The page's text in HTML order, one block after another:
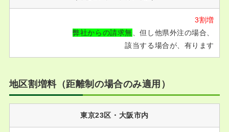
3割増
弊社からの請求無 、但し他県外注の場合、
該当する場合が、有ります
地区割増料（距離制の場合のみ適用）
東京23区・大阪市内